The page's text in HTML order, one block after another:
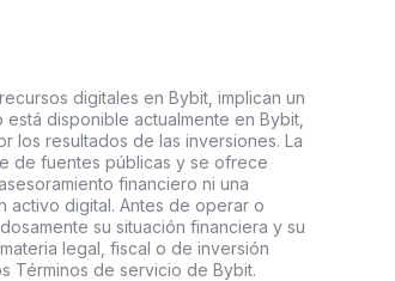
digitales en Bybit, implican un
disponible actualmente en Bybit,
los resultados de las inversiones. La
de fuentes públicas y se ofrece
financiero ni una
activo digital. Antes de operar o
su situación financiera y su
legal, fiscal o de inversión
Términos de servicio de Bybit.